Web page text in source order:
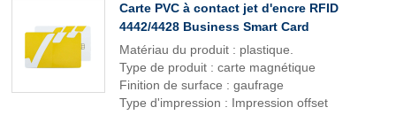
Carte PVC à contact jet d'encre RFID
4442/4428 Business Smart Card
Matériau du produit : plastique.
Type de produit : carte magnétique
Finition de surface : gaufrage
Type d'impression : Impression offset